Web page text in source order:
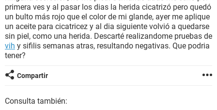
GLOSARIO
primera ves y al pasar los dias la herida cicatrizó pero quedó
un bulto más rojo que el color de mi glande, ayer me aplique
un aceite para cicatricez y al dia siguiente volvió a quedarse
sin piel, como una herida. Descarté realizandome pruebas de
vih y sifilis semanas atras, resultando negativas. Que podria
tener?
Compartir
Consulta también: